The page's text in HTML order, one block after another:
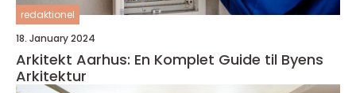
redaktionel
18. January 2024
Arkitekt Aarhus: En Komplet Guide til Byens
Arkitektur